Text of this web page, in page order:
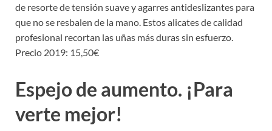
de resorte de tensión suave y agarres antideslizantes para
que no se resbalen de la mano. Estos alicates de calidad
profesional recortan las uñas más duras sin esfuerzo.
Precio 2019: 15,50€
Espejo de aumento. ¡Para
verte mejor!